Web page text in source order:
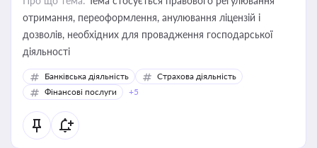
отримання, переоформлення, анулювання ліцензій і
дозволів, необхідних для провадження господарської
діяльності
Банківська діяльність
Страхова діяльність
Фінансові послуги
+5